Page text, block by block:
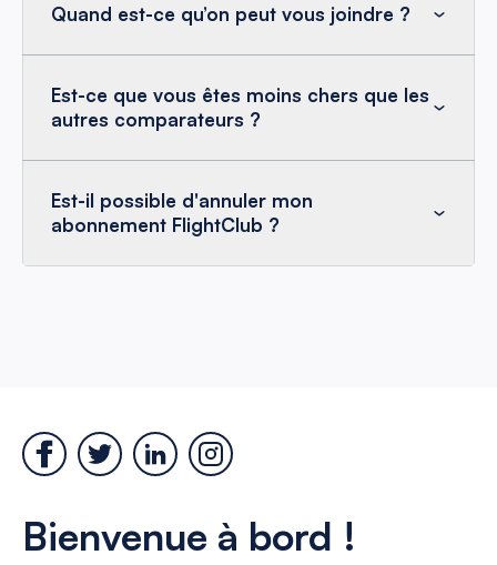
Quand est-ce qu’on peut vous joindre ?
Est-ce que vous êtes moins chers que les
autres comparateurs ?
Est-il possible d'annuler mon
abonnement FlightClub ?
Bienvenue à bord !